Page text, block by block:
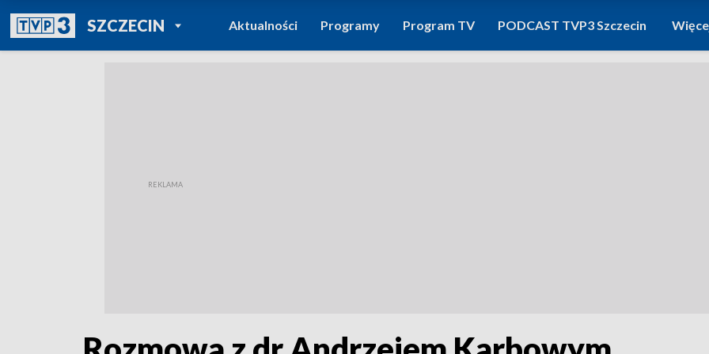
SZCZECINPOWRÓT DO
TVP REGIONY
Aktualności Programy Program TV PODCAST TVP3 Szczecin